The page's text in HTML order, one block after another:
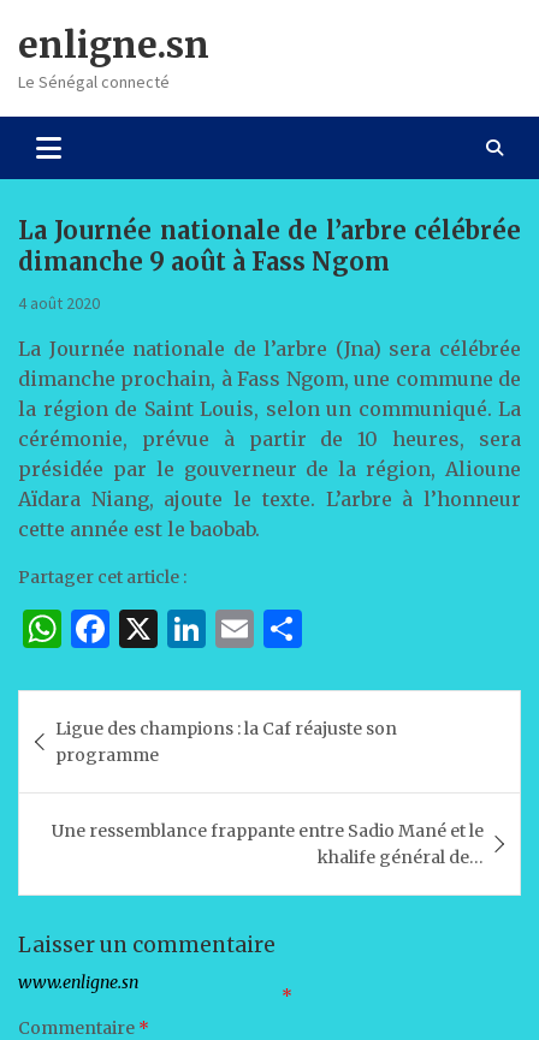
content
enligne.sn
Le Sénégal connecté
La Journée nationale de l’arbre célébrée
dimanche 9 août à Fass Ngom
4 août 2020
La Journée nationale de l’arbre (Jna) sera célébrée
dimanche prochain, à Fass Ngom, une commune de
la région de Saint Louis, selon un communiqué. La
cérémonie, prévue à partir de 10 heures, sera
présidée par le gouverneur de la région, Alioune
Aïdara Niang, ajoute le texte. L’arbre à l’honneur
cette année est le baobab.
Partager cet article :
W
at
s
A
p
F
c
e
b
o
k
X
Li
k
e
dI
n
E
ai
l
ta
g
er
de
l’article
Ligue des champions : la Caf réajuste son
programme
Une ressemblance frappante entre Sadio Mané et le
khalife général de…
Laisser un commentaire
Votre adresse e-mail ne sera pas publiée.
Les champs obligatoires sont indiqués avec *
Commentaire *